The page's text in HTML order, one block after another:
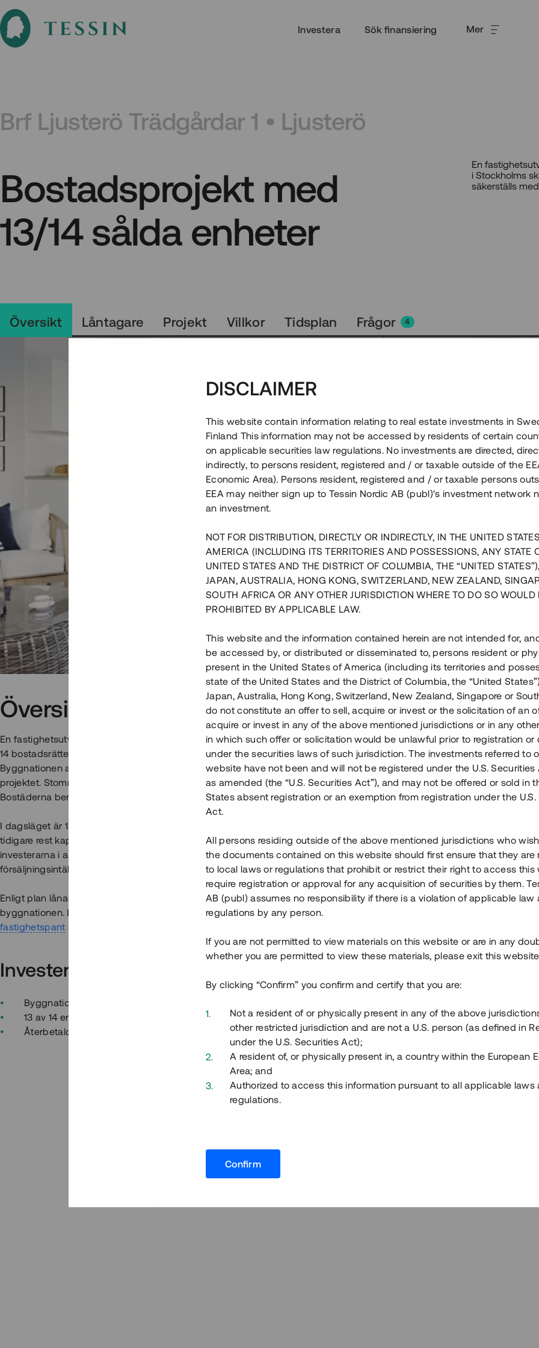
Investera Sök finansiering Mer
Brf Ljusterö Trädgårdar 1 • Ljusterö
Bostadsprojekt med
13/14 sålda enheter
En
i Stockholms
säkerställs
Översikt Låntagare Projekt Villkor Tidsplan Frågor 4
Översikt
En fastighetsutvecklare uppför nu den fjärde etappen av ett pågående projekt omfattande
14 bostadsrätter i form av minitvåor, etagelägenheter samt trerummare på Ljusterö.
Byggnationen av den aktuella etappen har påbörjats och hittills har ca 10 mkr investerats i
projektet. Stommen är färdigproducerad och monteringen startar i mitten av november.
Bostäderna beräknas färdigställas i augusti 2021.
I dagsläget är 13 av 14 enheter sålda med upplåtelseavtal. Teamet bakom projektet har
tidigare rest kapital via Tessin för färdigställandet av etapp 2 och lånet återbetalades till
investerarna i april 2020. Återbetalningen av det aktuella lånet sker genom
försäljningsintäkterna från etapp 4 där vinstmarginalen uppgår till ca 15 %.
Enligt plan lånar bolaget nu in upp till 2,6 mkr i en andra kapitalresning för att delfinansiera
byggnationen. Lånet löper upp till 15 mån med 9 % årsränta och säkerställs med
fastighetspant samt
Investeringens styrkor
Byggnationen pågår
13 av 14 enheter sålda
Återbetald kapitalresning via Tessin
DISCLAIMER
This website contain information relating to real estate investments in
Finland This information may not be accessed by residents of certain
on applicable securities law regulations. No investments are directed,
indirectly, to persons resident, registered and / or taxable outside of the
Economic Area). Persons resident, registered and / or taxable persons
EEA may neither sign up to Tessin Nordic AB (publ)'s investment network
an investment.
NOT FOR DISTRIBUTION, DIRECTLY OR INDIRECTLY, IN THE UNITED
AMERICA (INCLUDING ITS TERRITORIES AND POSSESSIONS, ANY STATE
UNITED STATES AND THE DISTRICT OF COLUMBIA, THE “UNITED
JAPAN, AUSTRALIA, HONG KONG, SWITZERLAND, NEW ZEALAND,
SOUTH AFRICA OR ANY OTHER JURISDICTION WHERE TO DO SO WOULD
PROHIBITED BY APPLICABLE LAW.
This website and the information contained herein are not intended for,
be accessed by, or distributed or disseminated to, persons resident or
present in the United States of America (including its territories and
state of the United States and the District of Columbia, the “United
Japan, Australia, Hong Kong, Switzerland, New Zealand, Singapore or
do not constitute an offer to sell, acquire or invest or the solicitation of an
acquire or invest in any of the above mentioned jurisdictions or in any
in which such offer or solicitation would be unlawful prior to registration or
under the securities laws of such jurisdiction. The investments referred to
website have not been and will not be registered under the U.S. Securities
as amended (the “U.S. Securities Act”), and may not be offered or sold in
States absent registration or an exemption from registration under the U.S.
Act.
All persons residing outside of the above mentioned jurisdictions who
the documents contained on this website should first ensure that they are
to local laws or regulations that prohibit or restrict their right to access this
require registration or approval for any acquisition of securities by them.
AB (publ) assumes no responsibility if there is a violation of applicable law
regulations by any person.
If you are not permitted to view materials on this website or are in any
whether you are permitted to view these materials, please exit this
By clicking “Confirm” you confirm and certify that you are:
Not a resident of or physically present in any of the above
other restricted jurisdiction and are not a U.S. person (as defined in
under the U.S. Securities Act);
A resident of, or physically present in, a country within the European
Area; and
Authorized to access this information pursuant to all applicable laws
regulations.
Confirm